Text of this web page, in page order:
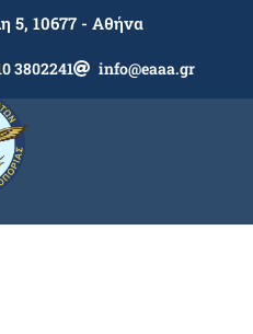
5, 10677 - Αθήνα
3802241 info@eaaa.gr